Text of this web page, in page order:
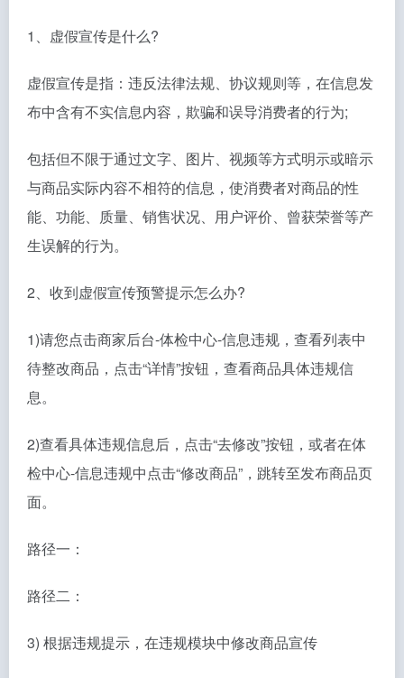
1、虚假宣传是什么?
虚假宣传是指：违反法律法规、协议规则等，在信息发
布中含有不实信息内容，欺骗和误导消费者的行为;
包括但不限于通过文字、图片、视频等方式明示或暗示
与商品实际内容不相符的信息，使消费者对商品的性
能、功能、质量、销售状况、用户评价、曾获荣誉等产
生误解的行为。
2、收到虚假宣传预警提示怎么办?
1)请您点击商家后台-体检中心-信息违规，查看列表中
待整改商品，点击“详情”按钮，查看商品具体违规信
息。
2)查看具体违规信息后，点击“去修改”按钮，或者在体
检中心-信息违规中点击“修改商品”，跳转至发布商品页
面。
路径一：
路径二：
3) 根据违规提示，在违规模块中修改商品宣传